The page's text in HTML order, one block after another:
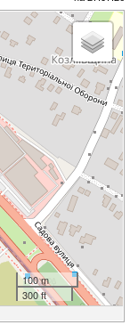
100 m
300 ft